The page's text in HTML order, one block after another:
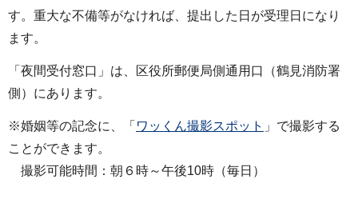
す。重大な不備等がなければ、提出した日が受理日になり
ます。
「夜間受付窓口」は、区役所郵便局側通用口（鶴見消防署
側）にあります。
※婚姻等の記念に、「 ワッくん撮影スポット 」で撮影する
ことができます。
撮影可能時間：朝６時～午後10時（毎日）